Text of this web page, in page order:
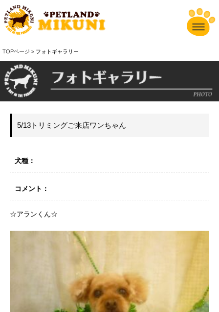
TOPページ > フォトギャラリー
5/13トリミングご来店ワンちゃん
犬種：
コメント：
☆アランくん☆